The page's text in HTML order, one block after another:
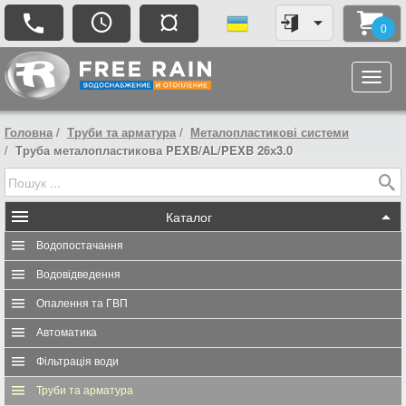
¤ 0
Головна Труби та арматура
Металопластикові системи
Труба металопластикова PEXB/AL/PEXB 26х3.0
Каталог
Водопостачання
Водовідведення
Опалення та ГВП
Автоматика
Фільтрація води
Труби та арматура